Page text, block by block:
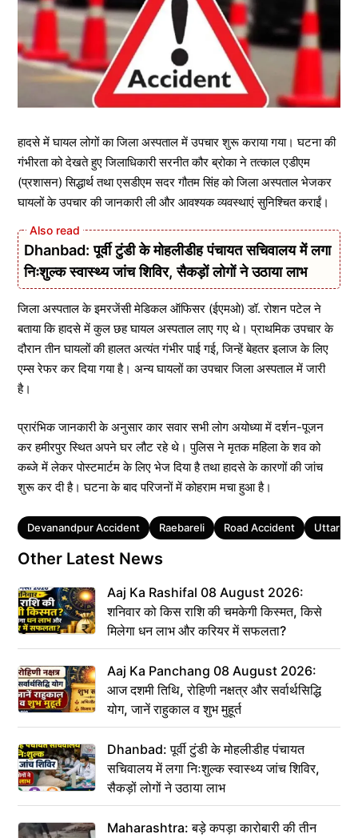
हादसे में घायल लोगों का जिला अस्पताल में उपचार शुरू कराया गया। घटना की
गंभीरता को देखते हुए जिलाधिकारी सरनीत कौर ब्रोका ने तत्काल एडीएम
(प्रशासन) सिद्धार्थ तथा एसडीएम सदर गौतम सिंह को जिला अस्पताल भेजकर
घायलों के उपचार की जानकारी ली और आवश्यक व्यवस्थाएं सुनिश्चित कराईं।
Dhanbad: पूर्वी टुंडी के मोहलीडीह पंचायत सचिवालय में लगा
निःशुल्क स्वास्थ्य जांच शिविर, सैकड़ों लोगों ने उठाया लाभ
जिला अस्पताल के इमरजेंसी मेडिकल ऑफिसर (ईएमओ) डॉ. रोशन पटेल ने
बताया कि हादसे में कुल छह घायल अस्पताल लाए गए थे। प्राथमिक उपचार के
दौरान तीन घायलों की हालत अत्यंत गंभीर पाई गई, जिन्हें बेहतर इलाज के लिए
एम्स रेफर कर दिया गया है। अन्य घायलों का उपचार जिला अस्पताल में जारी
है।
प्रारंभिक जानकारी के अनुसार कार सवार सभी लोग अयोध्या में दर्शन-पूजन
कर हमीरपुर स्थित अपने घर लौट रहे थे। पुलिस ने मृतक महिला के शव को
कब्जे में लेकर पोस्टमार्टम के लिए भेज दिया है तथा हादसे के कारणों की जांच
शुरू कर दी है। घटना के बाद परिजनों में कोहराम मचा हुआ है।
Tags
Devanandpur Accident Raebareli Road Accident Uttar
Other Latest News
Aaj Ka Rashifal 08 August 2026:
शनिवार को किस राशि की चमकेगी किस्मत, किसे
मिलेगा धन लाभ और करियर में सफलता?
Aaj Ka Panchang 08 August 2026:
आज दशमी तिथि, रोहिणी नक्षत्र और सर्वार्थसिद्धि
योग, जानें राहुकाल व शुभ मुहूर्त
Dhanbad: पूर्वी टुंडी के मोहलीडीह पंचायत
सचिवालय में लगा निःशुल्क स्वास्थ्य जांच शिविर,
सैकड़ों लोगों ने उठाया लाभ
Maharashtra: बड़े कपड़ा कारोबारी की तीन